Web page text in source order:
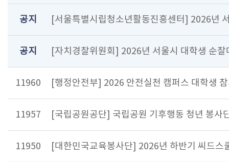
공지 [서울특별시립청소년활동진흥센터] 2026년
공지 [자치경찰위원회] 2026년 서울시 대학생 순
11960 [행정안전부] 2026 안전실천 캠퍼스 대학생
11957 [국립공원공단] 국립공원 기후행동 청년 봉사
11950 [대한민국교육봉사단] 2026년 하반기 씨드